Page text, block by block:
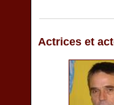
Actrices et